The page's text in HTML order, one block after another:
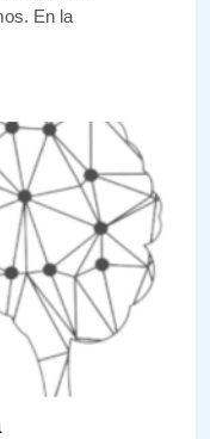
En la